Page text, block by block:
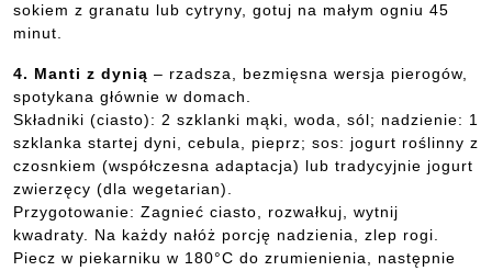
sokiem z granatu lub cytryny, gotuj na małym ogniu 45
minut.
4. Manti z dynią – rzadsza, bezmięsna wersja pierogów,
spotykana głównie w domach.
Składniki (ciasto): 2 szklanki mąki, woda, sól; nadzienie: 1
szklanka startej dyni, cebula, pieprz; sos: jogurt roślinny z
czosnkiem (współczesna adaptacja) lub tradycyjnie jogurt
zwierzęcy (dla wegetarian).
Przygotowanie: Zagnieć ciasto, rozwałkuj, wytnij
kwadraty. Na każdy nałóż porcję nadzienia, zlep rogi.
Piecz w piekarniku w 180°C do zrumienienia, następnie